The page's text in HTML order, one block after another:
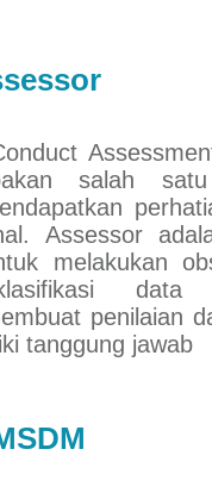
salah
Assessor
melakukan
data
penilaian
tanggung jawab